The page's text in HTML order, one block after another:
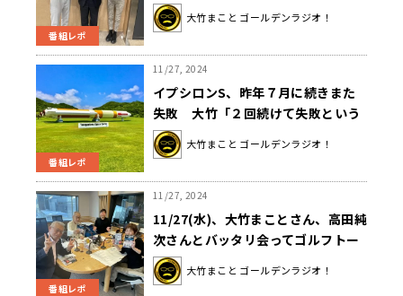
番組レポ
りがたい」
大竹まこと ゴールデンラジオ！
番組レポ
11/27, 2024
イプシロンS、昨年７月に続きまた
失敗 大竹「２回続けて失敗という
のはちょっと気になるよね」
大竹まこと ゴールデンラジオ！
番組レポ
11/27, 2024
11/27(水)、大竹まことさん、高田純
次さんとバッタリ会ってゴルフトー
ク！？間接照明の交換に手間取るエ
ピソードも！
大竹まこと ゴールデンラジオ！